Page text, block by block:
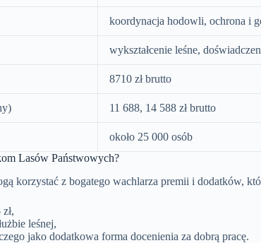
koordynacja hodowli, ochrona i
wykształcenie leśne,
8710 zł brutto
11 688, 14 588 zł brutto
około 25 000 osób
Lasów Państwowych?
korzystać z bogatego wachlarza premii i dodatków,
leśnej,
jako dodatkowa forma docenienia za dobrą pracę.